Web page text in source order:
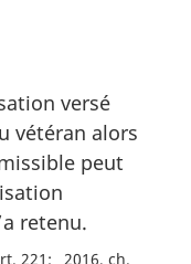
versé
vétéran alors
peut
retenu.
221
2016, ch.